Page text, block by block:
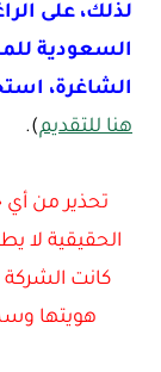
لذلك، على
السعودية
الشاغرة،
هنا للتقديم).
تحذير من أي
الحقيقية لا
كانت الشركة
هويتها